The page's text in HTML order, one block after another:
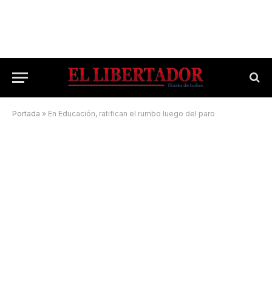
Portada » En Educación, ratifican el rumbo luego del paro